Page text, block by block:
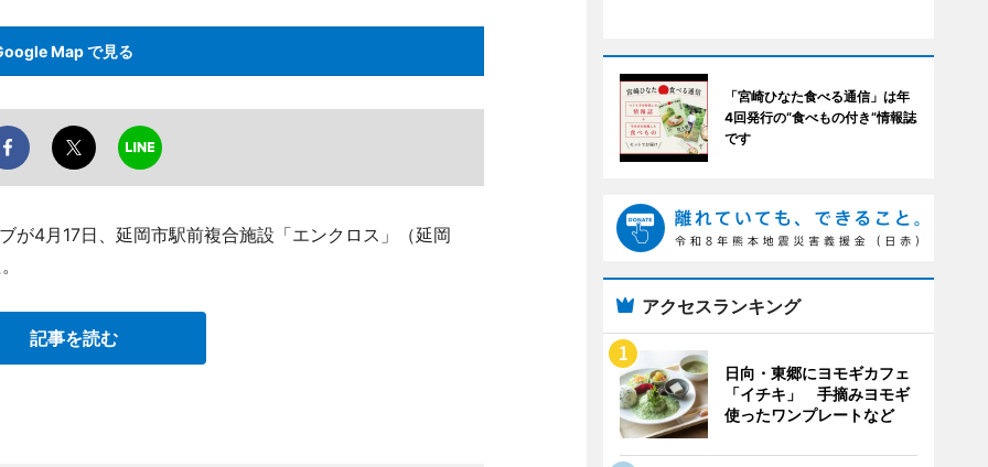
Map で見る
が4月17日、延岡市駅前複合施設「エンクロス」（延岡
記事を読む
「宮崎ひなた食べる通信」は年
4回発行の“食べもの付き”情報誌
です
アクセスランキング
日向・東郷にヨモギカフェ
「イチキ」 手摘みヨモギ
使ったワンプレートなど